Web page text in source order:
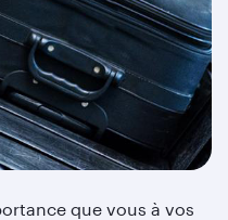
que vous à vos